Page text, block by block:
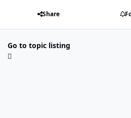
Share
Go to topic listing